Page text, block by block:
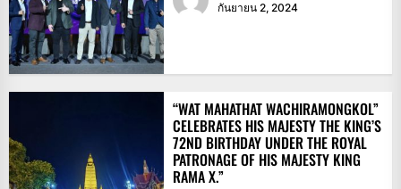
กันยายน 2, 2024
“WAT MAHATHAT WACHIRAMONGKOL”
CELEBRATES HIS MAJESTY THE KING’S
72ND BIRTHDAY UNDER THE ROYAL
PATRONAGE OF HIS MAJESTY KING
RAMA X.”